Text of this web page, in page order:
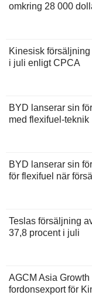
omkring 28 000
Kinesisk
i juli enligt CPCA
BYD lanserar sin
med flexifuel-teknik
BYD lanserar sin
för flexifuel när
Teslas försäljning
37,8 procent i juli
AGCM Asia
fordonsexport för